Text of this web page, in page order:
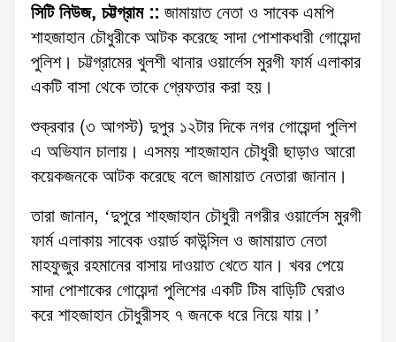
সিটি নিউজ, চট্টগ্রাম :: জামায়াত নেতা ও সাবেক এমপি
শাহজাহান চৌধুরীকে আটক করেছে সাদা পোশাকধারী গোয়েন্দা
পুলিশ। চট্টগ্রামের খুলশী থানার ওয়ার্লেস মুরগী ফার্ম এলাকার
একটি বাসা থেকে তাকে গ্রেফতার করা হয়।
শুক্রবার (৩ আগস্ট) দুপুর ১২টার দিকে নগর গোয়েন্দা পুলিশ
এ অভিযান চালায়। এসময় শাহজাহান চৌধুরী ছাড়াও আরো
কয়েকজনকে আটক করেছে বলে জামায়াত নেতারা জানান।
তারা জানান, ‘দুপুরে শাহজাহান চৌধুরী নগরীর ওয়ার্লেস মুরগী
ফার্ম এলাকায় সাবেক ওয়ার্ড কাউন্সিল ও জামায়াত নেতা
মাহফুজুর রহমানের বাসায় দাওয়াত খেতে যান। খবর পেয়ে
সাদা পোশাকের গোয়েন্দা পুলিশের একটি টিম বাড়িটি ঘেরাও
করে শাহজাহান চৌধুরীসহ ৭ জনকে ধরে নিয়ে যায়।’